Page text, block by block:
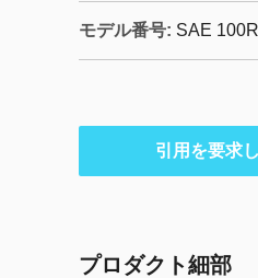
モデル番号: SAE
引用を要求
プロダクト細部